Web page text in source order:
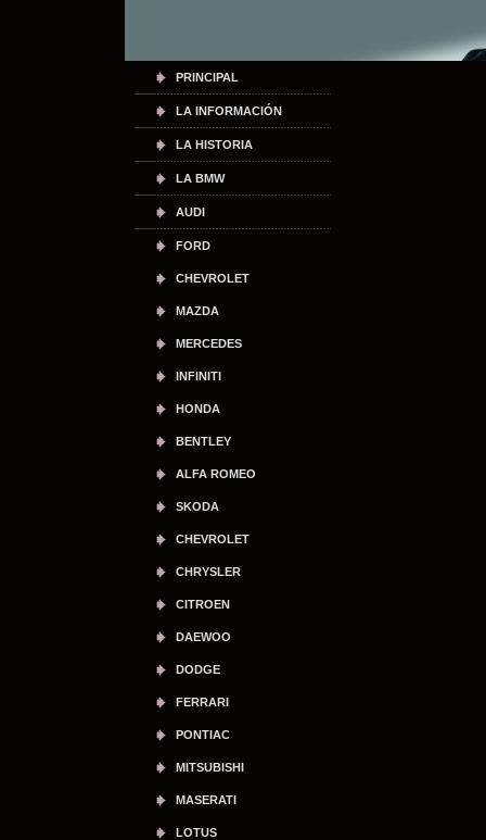
PRINCIPAL
LA INFORMACIÓN
LA HISTORIA
LA BMW
AUDI
FORD
CHEVROLET
MAZDA
MERCEDES
INFINITI
HONDA
BENTLEY
ALFA ROMEO
SKODA
CHEVROLET
CHRYSLER
CITROEN
DAEWOO
DODGE
FERRARI
PONTIAC
MITSUBISHI
MASERATI
LOTUS